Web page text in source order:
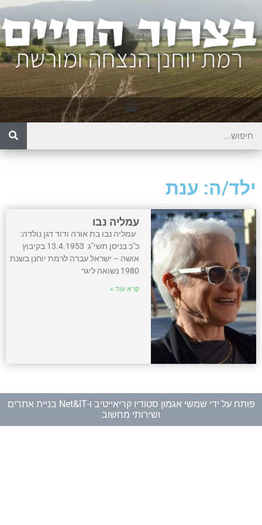
ילד/ה: ענת
עמליה נבו
עמליה נבו בת אורה ודוד דגן נולדה:
כ"כ בניסן תשי"ג 13.4.1953 בקיבוץ
אושה – ישראל עברה לרמת יוחנן בשנת
1980 נשואה ליגר
קרא עוד »
פותח על ידי שמשי אגמון סטודיו קריאייטיב ו-
Net&IT בניית אתרים
ושירותי מחשוב